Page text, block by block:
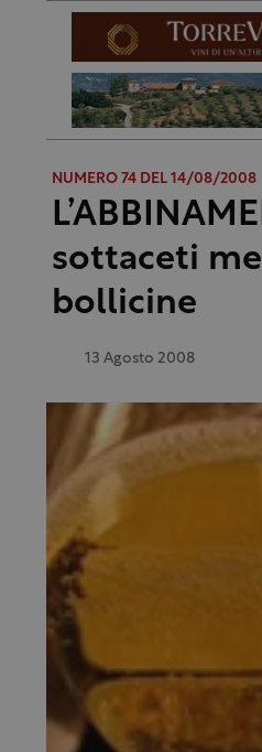
NUMERO 74 DEL 14/08/2008
sottaceti
bollicine
13 Agosto 2008